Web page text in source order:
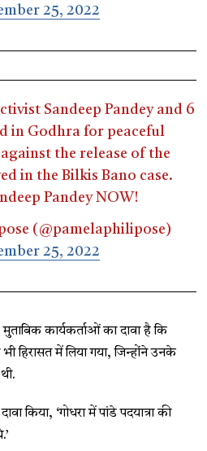
25, 2022
Sandeep Pandey and 6
in Godhra for peaceful
the release of the
in the Bilkis Bano case.
Pandey NOW!
(@pamelaphilipose)
25, 2022
कार्यकर्ताओं का दावा है कि
हिरासत में लिया गया, जिन्होंने उनके
किया, ‘गोधरा में पांडे पदयात्रा की